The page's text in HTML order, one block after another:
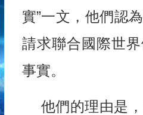
實”一文，他們認
請求聯合國際世
事實。
他們的理由是